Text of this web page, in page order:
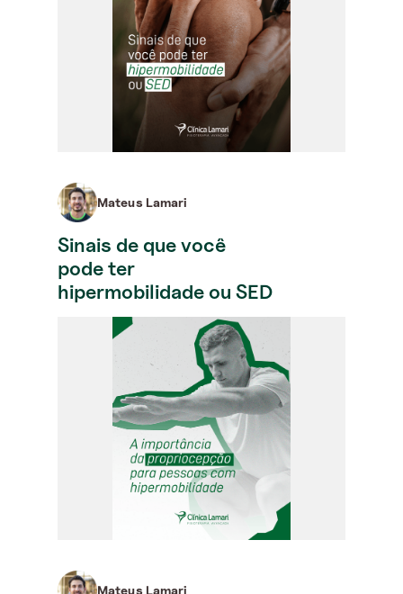
Mateus Lamari
Sinais de que você
pode ter
hipermobilidade ou SED
Mateus Lamari